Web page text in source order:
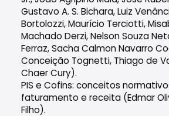
Gustavo A. S. Bichara, Luiz
Bortolozzi, Maurício Terciotti,
Machado Derzi, Nelson Souza
Ferraz, Sacha Calmon Navarro
Conceição Tognetti, Thiago de
Chaer Cury).
PIS e Cofins: conceitos
faturamento e receita (Edmar
Filho).